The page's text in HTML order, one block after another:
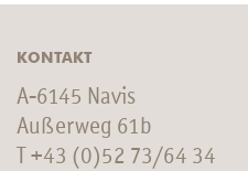
KONTAKT
A-6145 Navis
Außerweg 61b
T +43 (0)52 73/64 34